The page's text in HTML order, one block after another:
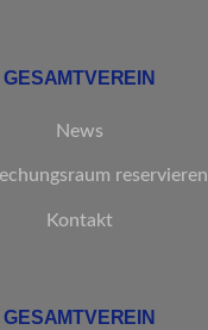
GESAMTVEREIN
News
reservieren
Kontakt
GESAMTVEREIN